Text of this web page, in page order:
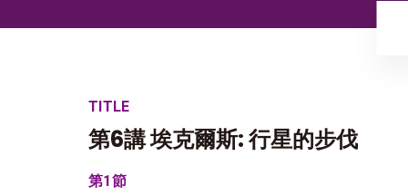
TITLE
第6講 埃克爾斯: 行星的步伐
第1節